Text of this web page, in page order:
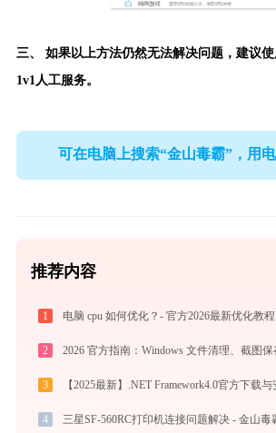
三、 如果以上方法仍然无法解决问题，建议使
1v1人工服务。
可在电脑上搜索“金山毒霸”，用
推荐内容
1 电脑 cpu 如何优化？- 官方2026最新优化教程
2
3
4 三星SF-560RC打印机连接问题解决 - 金山毒